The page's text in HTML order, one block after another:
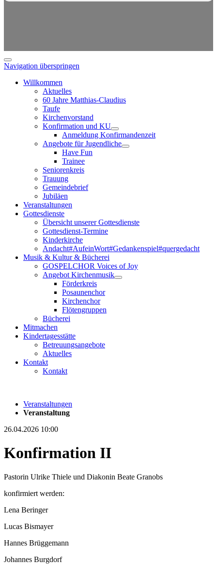
Navigation überspringen
Willkommen
Aktuelles
60 Jahre Matthias-Claudius
Taufe
Kirchenvorstand
Konfirmation und KU
Anmeldung Konfirmandenzeit
Angebote für Jugendliche
Have Fun
Trainee
Seniorenkreis
Trauung
Gemeindebrief
Jubiläen
Veranstaltungen
Gottesdienste
Übersicht unserer Gottesdienste
Gottesdienst-Termine
Kinderkirche
Andacht#AufeinWort#Gedankenspiel#quergedacht
Musik & Kultur & Bücherei
GOSPELCHOR Voices of Joy
Angebot Kirchenmusik
Förderkreis
Posaunenchor
Kirchenchor
Flötengruppen
Bücherei
Mitmachen
Kindertagesstätte
Betreuungsangebote
Aktuelles
Kontakt
Kontakt
Veranstaltungen
Veranstaltung
26.04.2026 10:00
Konfirmation II
Pastorin Ulrike Thiele und Diakonin Beate Granobs
konfirmiert werden:
Lena Beringer
Lucas Bismayer
Hannes Brüggemann
Johannes Burgdorf